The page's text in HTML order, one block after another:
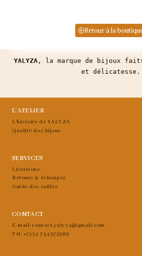
Retour à la
YALYZA , la marque de bijoux faits
et délicatesse.
L’ATELIER
L’histoire de YALYZA
Qualité des bijoux
SERVICES
Livraisons
Retours & échanges
Guide des tailles
CONTACT
E-mail: contact.yalyza@gmail.com
Tél: +(33) 744572589